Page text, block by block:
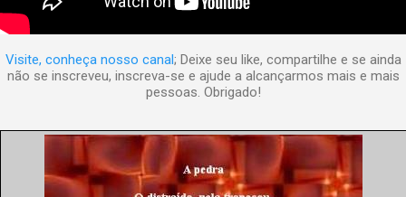
Visite, conheça nosso canal; Deixe seu like, compartilhe e se ainda
não se inscreveu, inscreva-se e ajude a alcançarmos mais e mais
pessoas. Obrigado!